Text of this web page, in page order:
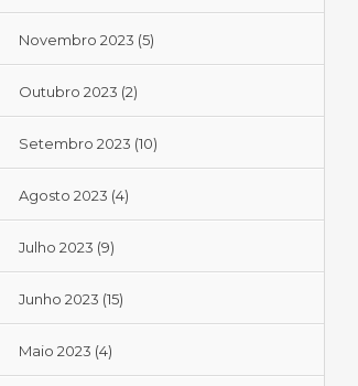
Novembro 2023 (5)
Outubro 2023 (2)
Setembro 2023 (10)
Agosto 2023 (4)
Julho 2023 (9)
Junho 2023 (15)
Maio 2023 (4)